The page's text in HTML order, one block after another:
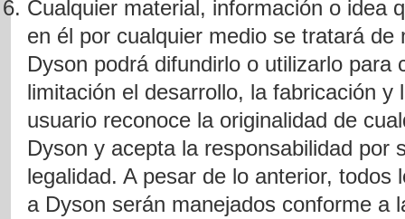
Cualquier material, información o idea
en él por cualquier medio se tratará
Dyson podrá difundirlo o utilizarlo para
limitación el desarrollo, la fabricación
usuario reconoce la originalidad de
Dyson y acepta la responsabilidad por
legalidad. A pesar de lo anterior,
a Dyson serán manejados conforme a